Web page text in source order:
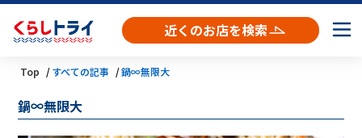
近くのお店を検索
Top すべての記事 鍋∞無限大
鍋∞無限大